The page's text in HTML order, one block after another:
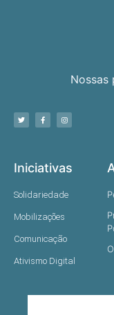
Nossas
Iniciativas
Solidariedade
Mobilizações
Comunicação
Ativismo Digital